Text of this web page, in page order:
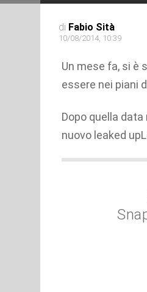
di Fabio Sità
10/08/2014, 10:39
Un mese fa, si è
essere nei piani
Dopo quella
nuovo leaked